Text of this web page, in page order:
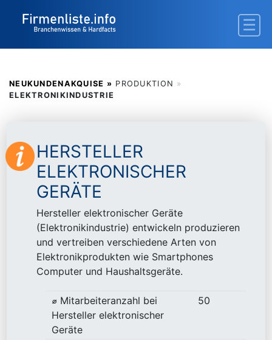
NEUKUNDENAKQUISE » PRODUKTION »
ELEKTRONIKINDUSTRIE
HERSTELLER
ELEKTRONISCHER
GERÄTE
Hersteller elektronischer Geräte
(Elektronikindustrie) entwickeln produzieren
und vertreiben verschiedene Arten von
Elektronikprodukten wie Smartphones
Computer und Haushaltsgeräte.
⌀ Mitarbeiteranzahl bei
Hersteller elektronischer
Geräte
50